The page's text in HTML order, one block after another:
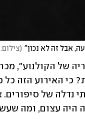
אבל זה לא נכון" (צילום: Tom Wagner